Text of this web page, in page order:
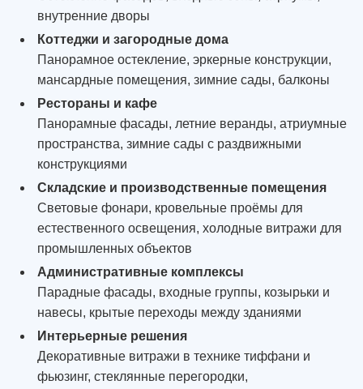
внутренние дворы
Коттеджи и загородные дома
Панорамное остекление, эркерные конструкции,
мансардные помещения, зимние сады, балконы
Рестораны и кафе
Панорамные фасады, летние веранды, атриумные
пространства, зимние сады с раздвижными
конструкциями
Складские и производственные помещения
Световые фонари, кровельные проёмы для
естественного освещения, холодные витражи для
промышленных объектов
Административные комплексы
Парадные фасады, входные группы, козырьки и
навесы, крытые переходы между зданиями
Интерьерные решения
Декоративные витражи в технике тиффани и
фьюзинг, стеклянные перегородки,